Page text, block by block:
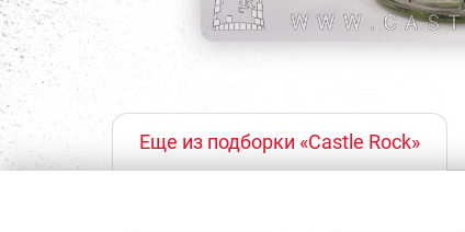
Еще из подборки «Castle Rock»